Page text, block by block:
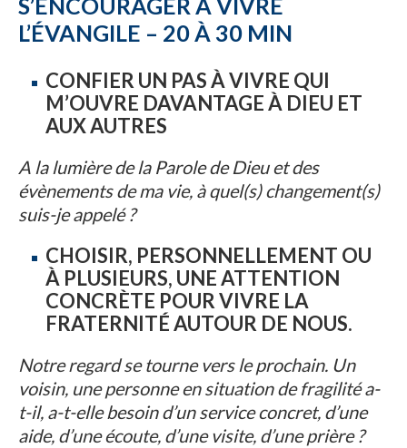
S’ENCOURAGER À VIVRE
L’ÉVANGILE – 20 À 30 MIN
CONFIER UN PAS À VIVRE QUI
M’OUVRE DAVANTAGE À DIEU ET
AUX AUTRES
A la lumière de la Parole de Dieu et des
évènements de ma vie, à quel(s) changement(s)
suis-je appelé ?
CHOISIR, PERSONNELLEMENT OU
À PLUSIEURS, UNE ATTENTION
CONCRÈTE POUR VIVRE LA
FRATERNITÉ AUTOUR DE NOUS.
Notre regard se tourne vers le prochain. Un
voisin, une personne en situation de fragilité a-
t-il, a-t-elle besoin d’un service concret, d’une
aide, d’une écoute, d’une visite, d’une prière ?